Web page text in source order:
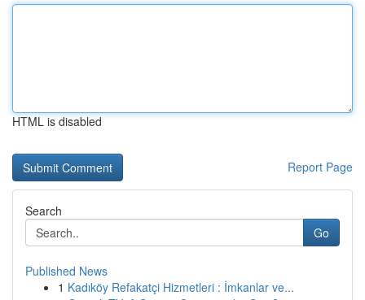
HTML is disabled
Report Page
Search
Go
Published News
1 Kadıköy Refakatçi Hizmetleri : İmkanlar ve...